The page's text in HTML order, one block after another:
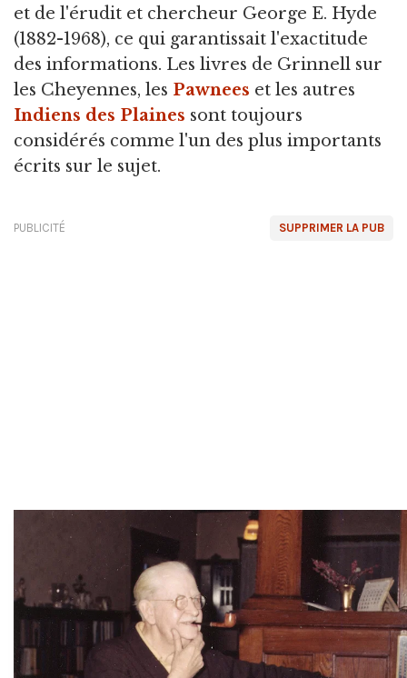
et de l'érudit et chercheur George E. Hyde
(1882-1968), ce qui garantissait l'exactitude
des informations. Les livres de Grinnell sur
les Cheyennes, les Pawnees et les autres
Indiens des Plaines sont toujours
considérés comme l'un des plus importants
écrits sur le sujet.
SUPPRIMER LA PUB
PUBLICITÉ